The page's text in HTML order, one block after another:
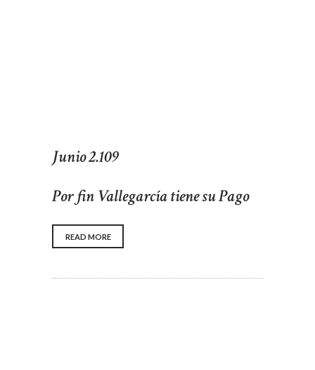
Junio 2.109
Por fin Vallegarcía tiene su Pago
READ MORE